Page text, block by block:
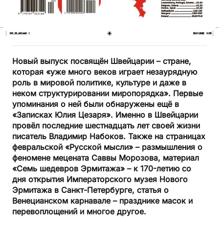
Новый выпуск посвящён Швейцарии – стране,
которая «уже много веков играет незаурядную
роль в мировой политике, культуре и даже в
неком структурировании миропорядка». Первые
упоминания о ней были обнаружены ещё в
«Записках Юлия Цезаря». Именно в Швейцарии
провёл последние шестнадцать лет своей жизни
писатель Владимир Набоков. Также на страницах
февральской «Русской мысли» – размышления о
феномене мецената Саввы Морозова, материал
«Семь шедевров Эрмитажа» – к 170-летию со
дня открытия Императорского музея Нового
Эрмитажа в Санкт-Петербурге, статья о
Венецианском карнавале – празднике масок и
перевоплощений и многое другое.